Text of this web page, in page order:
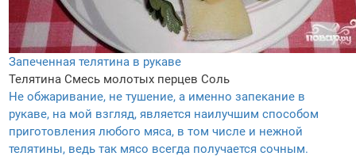
Запеченная телятина в рукаве
Телятина Смесь молотых перцев Соль
Не обжаривание, не тушение, а именно запекание в
рукаве, на мой взгляд, является наилучшим способом
приготовления любого мяса, в том числе и нежной
телятины, ведь так мясо всегда получается сочным.